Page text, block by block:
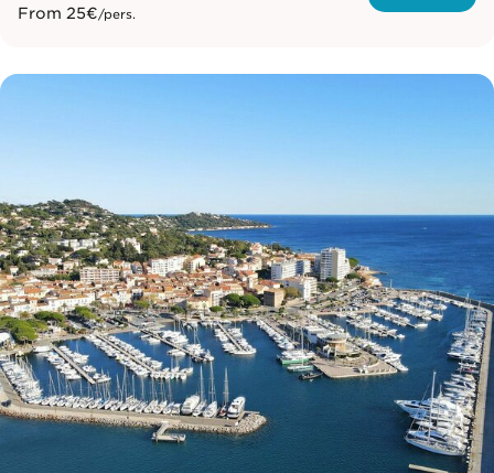
From 25€/pers.